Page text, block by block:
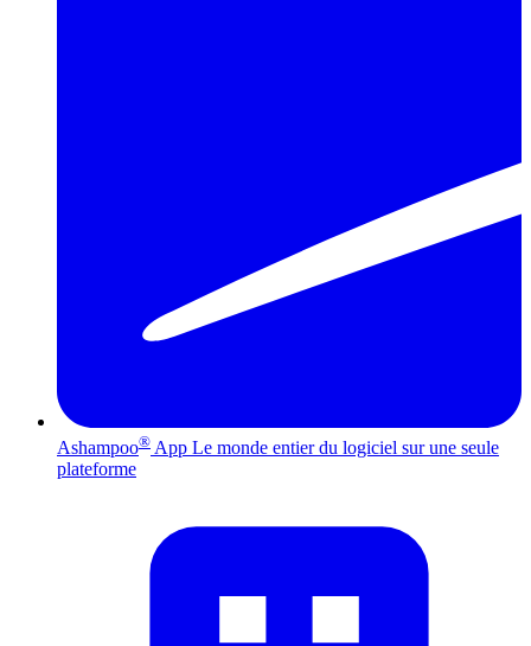
Ashampoo® App Le monde entier du logiciel sur une seule
plateforme